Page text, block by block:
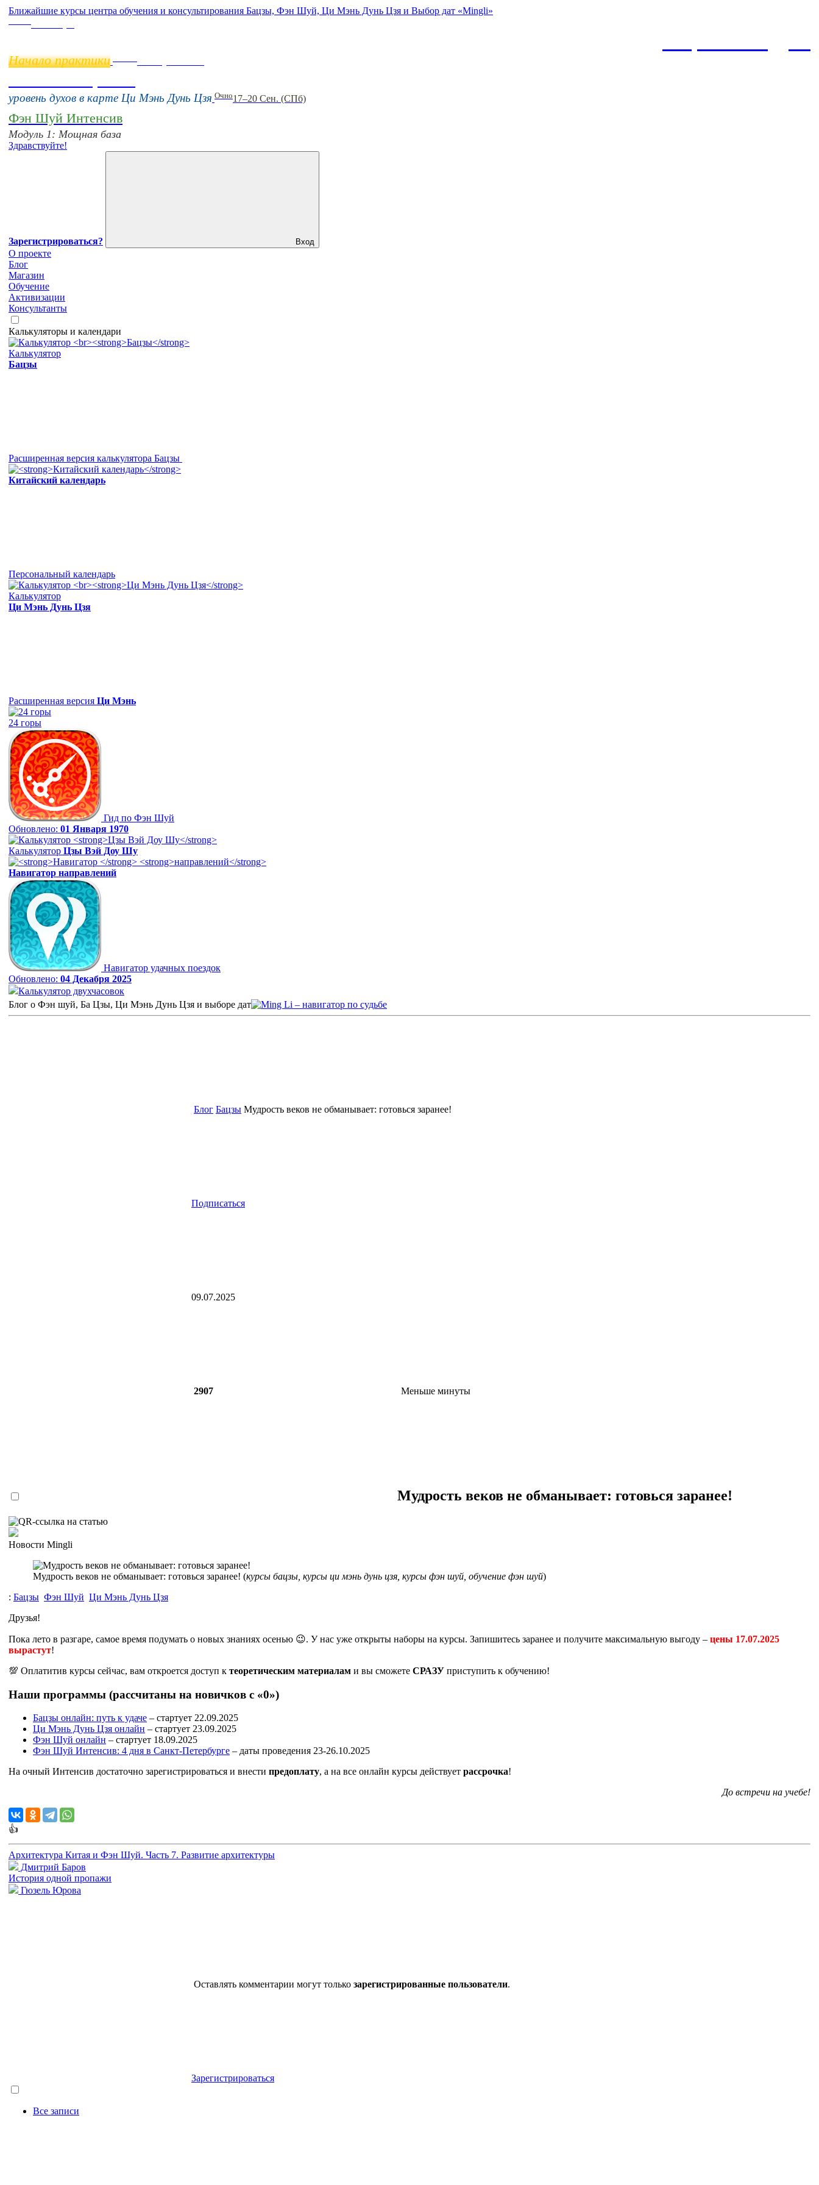
Ближайшие курсы центра обучения и консультирования Бацзы, Фэн Шуй, Ци Мэнь Дунь Цзя и Выбор дат «Mingli»
Начало практики
уровень духов в карте Ци Мэнь Дунь Цзя Очно17–20 Сен. (СПб)
Фэн Шуй Интенсив
Модуль 1: Мощная база
Здравствуйте!
Зарегистрироваться? Вход
О проекте
Блог
Магазин
Обучение
Активизации
Консультанты
Калькуляторы и календари
Калькулятор
Бацзы
Расширенная версия калькулятора Бацзы
Китайский календарь
Персональный календарь
Калькулятор
Ци Мэнь Дунь Цзя
Расширенная версия Ци Мэнь
24 горы
Гид по Фэн Шуй
Обновлено: 01 Января 1970
Калькулятор Цзы Вэй Доу Шу
Навигатор направлений
Навигатор удачных поездок
Обновлено: 04 Декабря 2025
Калькулятор двухчасовок
Блог о Фэн шуй, Ба Цзы, Ци Мэнь Дунь Цзя и выборе дат
Блог Бацзы Мудрость веков не обманывает: готовься заранее!
Подписаться
09.07.2025
2907 Меньше минуты
Мудрость веков не обманывает: готовься заранее!
Новости Mingli
Мудрость веков не обманывает: готовься заранее! (курсы бацзы, курсы ци мэнь дунь цзя, курсы фэн шуй, обучение фэн шуй)
: Бацзы Фэн Шуй Ци Мэнь Дунь Цзя
Друзья!
Пока лето в разгаре, самое время подумать о новых знаниях осенью 😉. У нас уже открыты наборы на курсы. Запишитесь заранее и получите максимальную выгоду – цены 17.07.2025
вырастут!
💯 Оплатитив курсы сейчас, вам откроется доступ к теоретическим материалам и вы сможете СРАЗУ приступить к обучению!
Наши программы (рассчитаны на новичков с «0»)
Бацзы онлайн: путь к удаче – стартует 22.09.2025
Ци Мэнь Дунь Цзя онлайн – стартует 23.09.2025
Фэн Шуй онлайн – стартует 18.09.2025
Фэн Шуй Интенсив: 4 дня в Санкт-Петербурге – даты проведения 23-26.10.2025
На очный Интенсив достаточно зарегистрироваться и внести предоплату, а на все онлайн курсы действует рассрочка!
До встречи на учебе!
👍
Архитектура Китая и Фэн Шуй. Часть 7. Развитие архитектуры
Дмитрий Баров
История одной пропажи
Гюзель Юрова
Оставлять комментарии могут только зарегистрированные пользователи.
Зарегистрироваться
Все записи